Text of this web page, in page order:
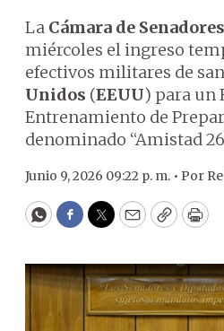
La Cámara de Senadores
miércoles el ingreso
efectivos militares de
Unidos (EEUU) para un
Entrenamiento de
denominado “Amistad
Junio 9, 2026 09:22 p. m. • Por
WhatsApp
Facebook
Twitter
EmailCopy